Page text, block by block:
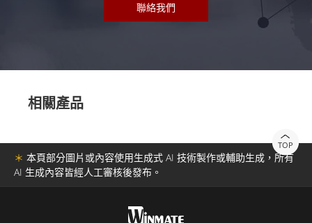
聯絡我們
相關產品
TOP
＊ 本頁部分圖片或內容使用生成式 AI 技術製作或輔助生成，所有
AI 生成內容皆經人工審核後發布。